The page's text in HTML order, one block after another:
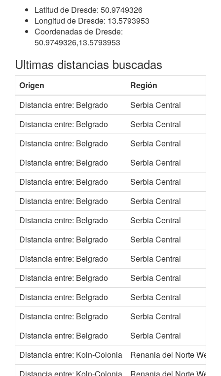
Latitud de Dresde: 50.9749326
Longitud de Dresde: 13.5793953
Coordenadas de Dresde:
50.9749326,13.5793953
Ultimas distancias buscadas
Origen
Región
Distancia entre: Belgrado
Serbia Central
Distancia entre: Belgrado
Serbia Central
Distancia entre: Belgrado
Serbia Central
Distancia entre: Belgrado
Serbia Central
Distancia entre: Belgrado
Serbia Central
Distancia entre: Belgrado
Serbia Central
Distancia entre: Belgrado
Serbia Central
Distancia entre: Belgrado
Serbia Central
Distancia entre: Belgrado
Serbia Central
Distancia entre: Belgrado
Serbia Central
Distancia entre: Belgrado
Serbia Central
Distancia entre: Belgrado
Serbia Central
Distancia entre: Belgrado
Serbia Central
Distancia entre: Koln-Colonia
Renania del Norte